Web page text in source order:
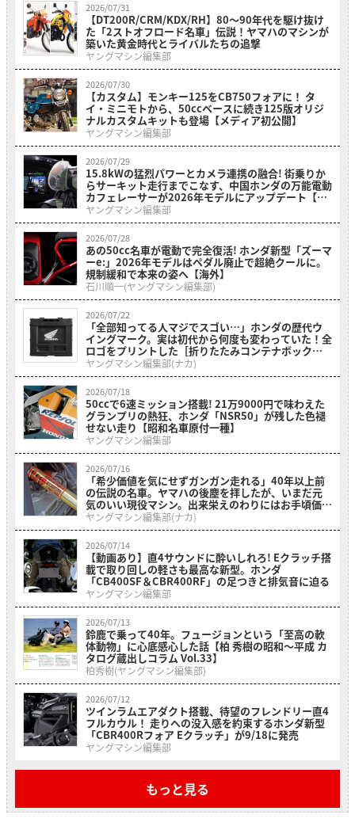
2026/07/31
【DT200R/CRM/KDX/RH】80〜90年代を駆け抜け
た「2ストオフロード名車」伝説！ヤマハのマシンが
築いた黄金時代とライバルたちの追撃
ヤングマシン編集部
2026/07/30
【カスタム】モンキー125をCB750フォアに！ タ
イ・ミニモトから、50ccベースに続き125版オリジ
ナルカスタムキットも登場【メディア初公開】
ヤングマシン編集部
2026/07/29
15.8kWの猛烈パワーとカメラ連携の融合! 街乗りか
らサーキット走行までこなす、中国ホンダの万能電動
カフェレーサーが2026年モデルにアップデート【海
外】
ヤングマシン編集部
2026/07/28
あの50cc名車が電動で完全復活! ホンダ新型「ズーマ
ーe:」2026年モデルはペダル廃止で超絶クールに。
規制緩和で本来の姿へ【海外】
石川順一(ヤングマシン編集部)
2026/07/22
「全部知ってる人マジでスゴい…」ホンダの歴代ウ
イングマーク。実は初代から何度も変わっていた！全
ロゴをプリントした［折りたたみコンテナボックス
ホンダウィングヒストリー］
ヤングマシン編集部(ナカ)
2026/07/18
50ccで6速ミッション搭載! 21万9000円で味わえた
グランプリの熱狂、ホンダ「NSR50」が残した色褪
せない走り【昭和名車原付一種】
ヤングマシン編集部
2026/07/16
「希少価値を気にせずガンガン走れる」40年以上前
の伝説の名車。ヤマハの後塵を拝したが、いまだ元
気のいい現役マシン。出来栄えのわりにはお手頃価格
の「ホンダ・RS500R」を紹介
ヤングマシン編集部(ナカ)
2026/07/14
【動画あり】直4サウンドに酔いしれろ! Eクラッチ搭
載で取り回しの軽さも最高な新型。ホンダ
「CB400SF＆CBR400RF」の足つきと排気音に迫る
ヤングマシン編集部
2026/07/13
鈴鹿で乗って40年。フュージョンという「至高の軟
体動物」に心底感心した話【柏 秀樹の昭和〜平成 カ
タログ蔵出しコラム Vol.33】
柏秀樹(ヤングマシン編集部)
2026/07/12
ツインラムエアダクト搭載、待望のフレンドリー直4
フルカウル！ 走りへの没入感を約束するホンダ新型
「CBR400Rフォア Eクラッチ」が9/18に発売
ヤングマシン編集部
もっと見る